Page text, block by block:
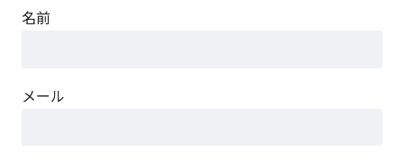
名前
メール